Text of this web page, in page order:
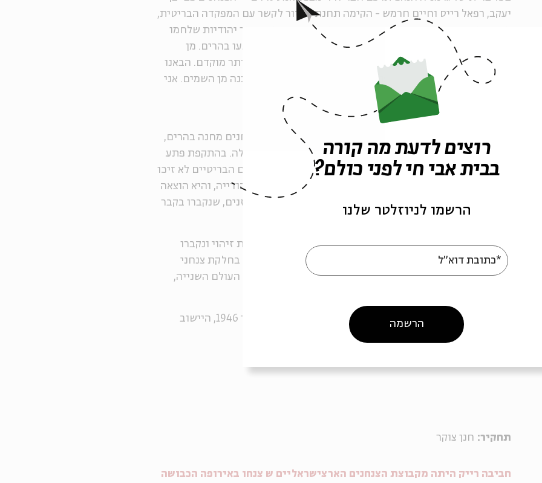
יעקב, רפאל רייס וחיים חרמש - הקימה תחנת שידור לקשר עם המפקדה הבריטית,
ארגנה את היהדות המקומית, קיימה קשר עם חברי תנועות נוער יהודיות שלחמו
ביחידות פרטיזניות, ומילטה צוותי אוויר של בעלות הברית שתעו בהרים. מן
השליחות כתבה: "העבודה רבה וחבל שלא יכולנו להגיע קצת יותר מוקדם. הבאנו
קצת אור ותקווה בחייהם האפורים. כל יום שאנו בחיים הוא מתנה מן השמים. אני
חיה כעת רק במחשבה אחת - להציל עד כמה שאפשר".
ב-26 באוקטובר, עם השתלטות הגרמנים על המרד, הקימו הצנחנים מחנה בהרים,
ובו ריכזו כמה עשרות לוחמים יהודים צעירים ואת ראשי הקהילה. בהתקפת פתע
על המחנה נשבתה רייק עם שניים מחבריה הצנחנים, אך המדים הבריטיים לא זיכו
אותם ביחס של שבויי מלחמה - הגסטפו המקומי גילה שרייק יהודייה, והיא הוצאה
להורג ב-20 בנובמבר 1944 עם קבוצה גדולה של יהודים ופרטיזנים, שנקברו בקבר
בסוף המלחמה הוצאו הגופות מקבר האחים, זוהו על פי דיסקיות זיהוי ונקברו
בחלקה צבאית בריטית בפראג. ב-1952 הועברה גופתה לקבורה בחלקת צנחני
היישוב, שנפלו בעת מילוי תפקידם בשליחות היישוב במלחמת העולם השנייה,
על שמה של חביבה רייק נקראו אוניית מעפילים
שהפליגה ביוני 1946, היישוב
להבות חביבה והמוסד החינוכי גבעת חביבה.
תחקיר: חנן צוקר
חביבה רייק היתה מקבוצת הצנחנים הארצישראליים ש צנחו באירופה הכבושה
רוצים לדעת מה קורה
בבית אבי חי לפני כולם?
הרשמו לניוזלטר שלנו
*כתובת דוא"ל
הרשמה